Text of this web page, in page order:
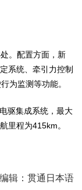
。配置方面，新
系统、牵引力控制
为监测等功能。
驱集成系统，最大
里程为415km。
辑：贯通日本语